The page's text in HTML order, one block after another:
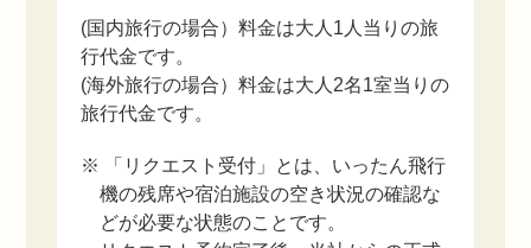
(国内旅行の場合）料金は大人1人当りの旅
行代金です。
(海外旅行の場合）料金は大人2名1室当りの
旅行代金です。
※ 「リクエスト受付」とは、いったん飛行
機の残席や宿泊施設の空き状況の確認な
どが必要な状態のことです。